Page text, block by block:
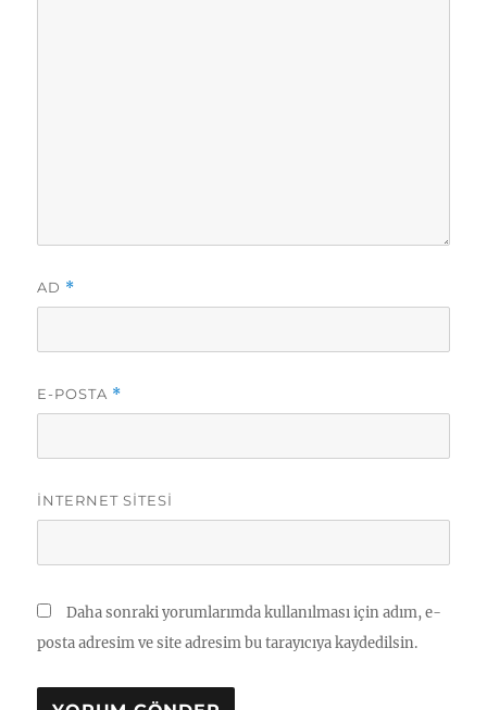
AD *
E-POSTA *
İNTERNET SITESI
Daha sonraki yorumlarımda kullanılması için adım, e-
posta adresim ve site adresim bu tarayıcıya kaydedilsin.